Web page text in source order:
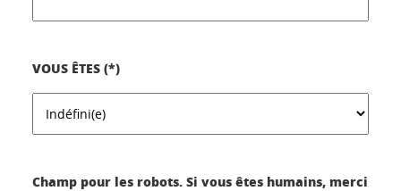
VOUS ÊTES (*)
Champ pour les robots. Si vous êtes humains, merci